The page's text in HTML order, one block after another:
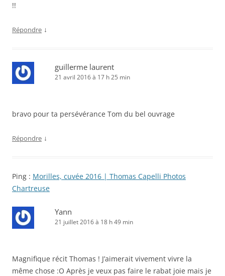
!!
Répondre ↓
guillerme laurent
21 avril 2016 à 17 h 25 min
bravo pour ta persévérance Tom du bel ouvrage
Répondre ↓
Ping : Morilles, cuvée 2016 | Thomas Capelli Photos
Chartreuse
Yann
21 juillet 2016 à 18 h 49 min
Magnifique récit Thomas ! J’aimerait vivement vivre la
même chose :O Après je veux pas faire le rabat joie mais je